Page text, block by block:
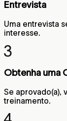
Entrevista
Uma entrevista
interesse.
Obtenha uma
Se aprovado(a),
treinamento.